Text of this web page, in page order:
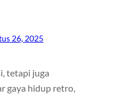
26, 2025
tetapi juga
gaya hidup retro,